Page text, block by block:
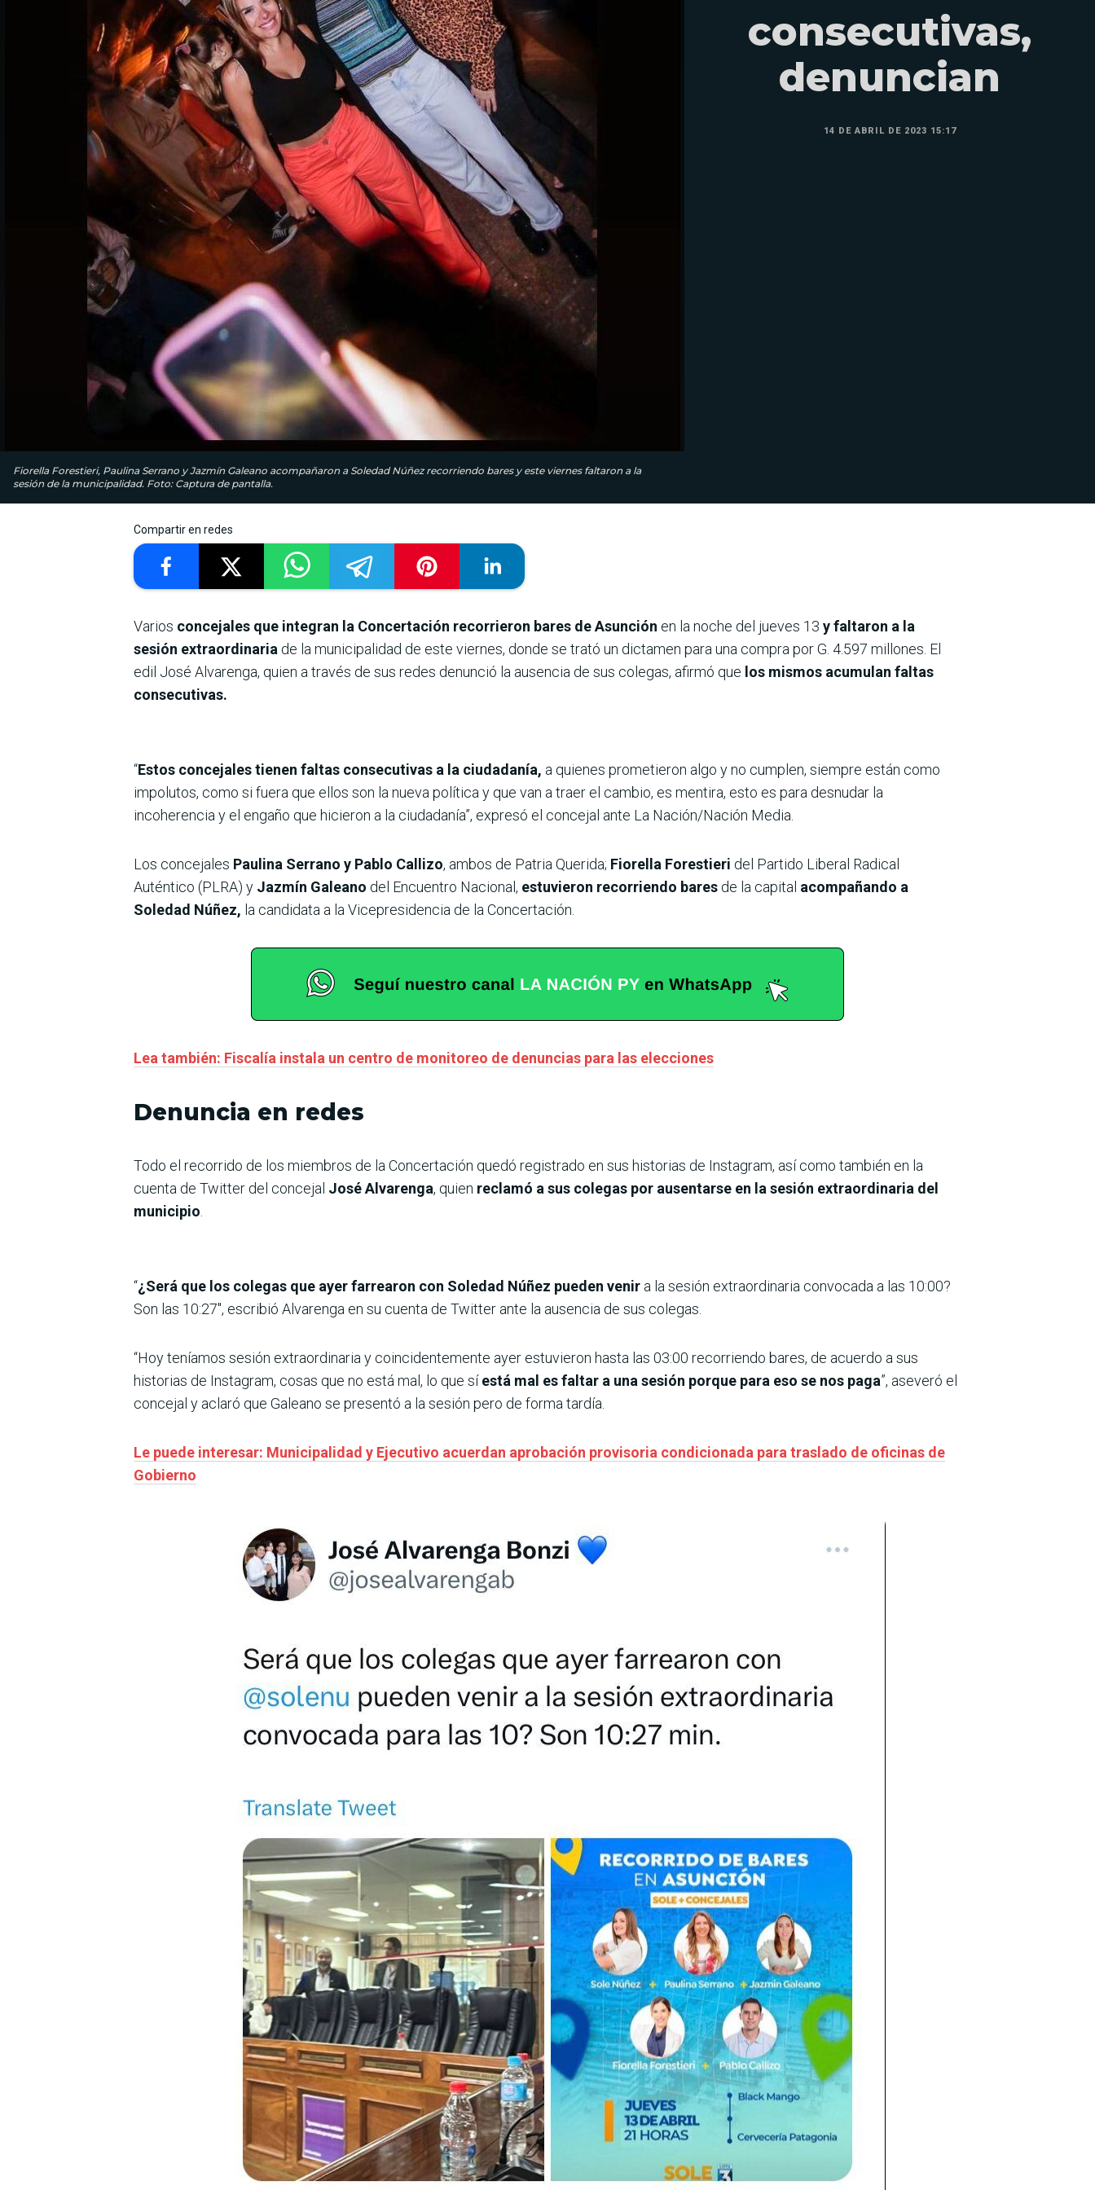
Fiorella Forestieri, Paulina Serrano y Jazmín Galeano acompañaron a Soledad Núñez recorriendo bares y este viernes faltaron a la
sesión de la municipalidad. Foto: Captura de pantalla.
consecutivas,
denuncian
14 DE ABRIL DE 2023 15:17
Compartir en redes
Varios concejales que integran la Concertación recorrieron bares de Asunción en la noche del jueves 13 y faltaron a la
sesión extraordinaria de la municipalidad de este viernes, donde se trató un dictamen para una compra por G. 4.597 millones. El
edil José Alvarenga, quien a través de sus redes denunció la ausencia de sus colegas, afirmó que los mismos acumulan faltas
consecutivas.
“Estos concejales tienen faltas consecutivas a la ciudadanía, a quienes prometieron algo y no cumplen, siempre están como
impolutos, como si fuera que ellos son la nueva política y que van a traer el cambio, es mentira, esto es para desnudar la
incoherencia y el engaño que hicieron a la ciudadanía”, expresó el concejal ante La Nación/Nación Media.
Los concejales Paulina Serrano y Pablo Callizo, ambos de Patria Querida; Fiorella Forestieri del Partido Liberal Radical
Auténtico (PLRA) y Jazmín Galeano del Encuentro Nacional, estuvieron recorriendo bares de la capital acompañando a
Soledad Núñez, la candidata a la Vicepresidencia de la Concertación.
Lea también: Fiscalía instala un centro de monitoreo de denuncias para las elecciones
Denuncia en redes
Todo el recorrido de los miembros de la Concertación quedó registrado en sus historias de Instagram, así como también en la
cuenta de Twitter del concejal José Alvarenga, quien reclamó a sus colegas por ausentarse en la sesión extraordinaria del
municipio
“¿Será que los colegas que ayer farrearon con Soledad Núñez pueden venir a la sesión extraordinaria convocada a las 10:00?
Son las 10:27″, escribió Alvarenga en su cuenta de Twitter ante la ausencia de sus colegas.
“Hoy teníamos sesión extraordinaria y coincidentemente ayer estuvieron hasta las 03:00 recorriendo bares, de acuerdo a sus
historias de Instagram, cosas que no está mal, lo que síestá mal es faltar a una sesión porque para eso se nos paga”, aseveró el
concejal y aclaró que Galeano se presentó a la sesión pero de forma tardía.
Le puede interesar: Municipalidad y Ejecutivo acuerdan aprobación provisoria condicionada para traslado de oficinas de
Gobierno